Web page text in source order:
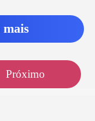
Próximo